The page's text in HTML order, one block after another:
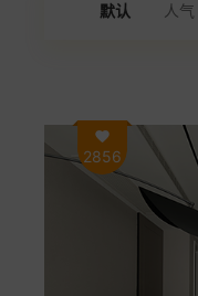
默认 人气
2856